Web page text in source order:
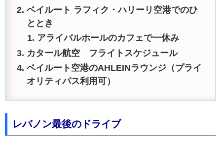
ベイルート ラフィク・ハリーリ空港でのひ
ととき
アライバルホールのカフェで一休み
カタール航空 フライトスケジュール
ベイルート空港のAHLEINラウンジ（プライ
オリティパス利用可）
レバノン最後のドライブ